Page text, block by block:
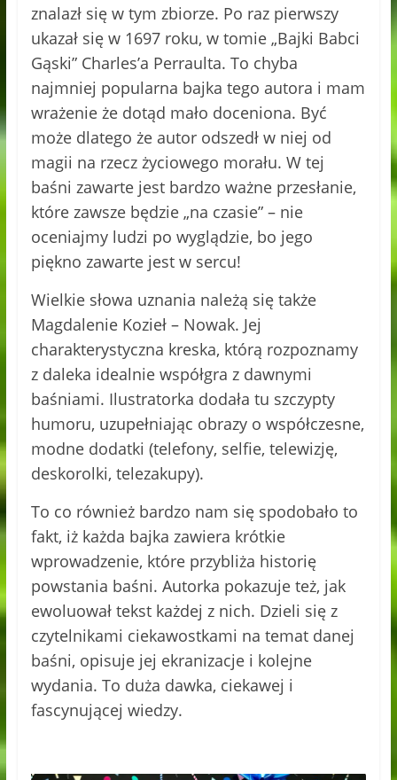
znalazł się w tym zbiorze. Po raz pierwszy
ukazał się w 1697 roku, w tomie „Bajki Babci
Gąski” Charles’a Perraulta. To chyba
najmniej popularna bajka tego autora i mam
wrażenie że dotąd mało doceniona. Być
może dlatego że autor odszedł w niej od
magii na rzecz życiowego morału. W tej
baśni zawarte jest bardzo ważne przesłanie,
które zawsze będzie „na czasie” – nie
oceniajmy ludzi po wyglądzie, bo jego
piękno zawarte jest w sercu!
Wielkie słowa uznania należą się także
Magdalenie Kozieł – Nowak. Jej
charakterystyczna kreska, którą rozpoznamy
z daleka idealnie współgra z dawnymi
baśniami. Ilustratorka dodała tu szczypty
humoru, uzupełniając obrazy o współczesne,
modne dodatki (telefony, selfie, telewizję,
deskorolki, telezakupy).
To co również bardzo nam się spodobało to
fakt, iż każda bajka zawiera krótkie
wprowadzenie, które przybliża historię
powstania baśni. Autorka pokazuje też, jak
ewoluował tekst każdej z nich. Dzieli się z
czytelnikami ciekawostkami na temat danej
baśni, opisuje jej ekranizacje i kolejne
wydania. To duża dawka, ciekawej i
fascynującej wiedzy.